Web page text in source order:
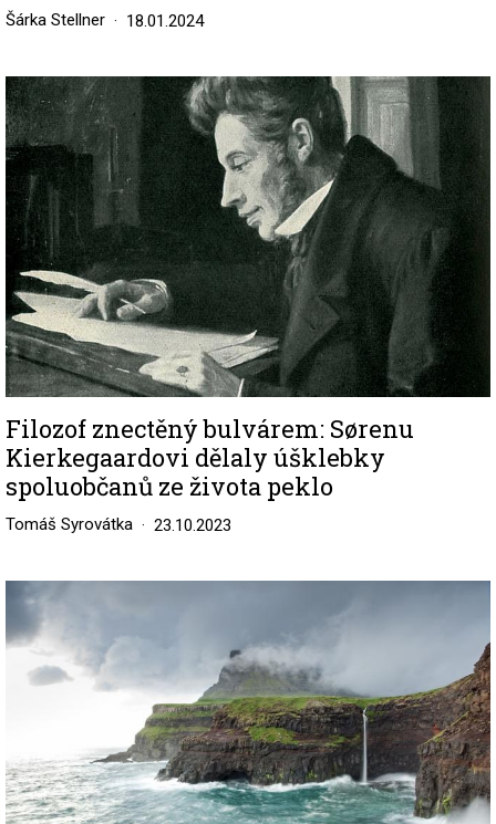
Šárka Stellner 18.01.2024
Image
Filozof znectěný bulvárem: Sørenu
Kierkegaardovi dělaly úšklebky
spoluobčanů ze života peklo
Tomáš Syrovátka 23.10.2023
Image